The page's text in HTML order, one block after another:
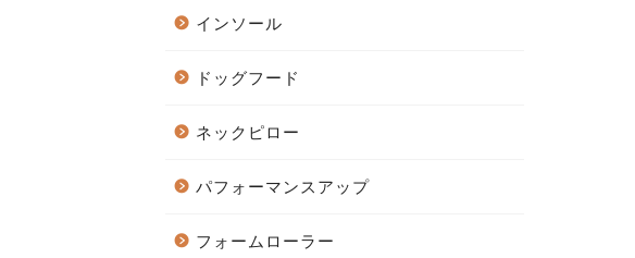
インソール
ドッグフード
ネックピロー
パフォーマンスアップ
フォームローラー